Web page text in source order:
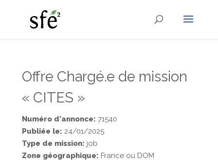
Offre Chargé.e de mission
« CITES »
Numéro d'annonce: 71540
Publiée le: 24/01/2025
Type de mission: job
Zone géographique: France ou DOM